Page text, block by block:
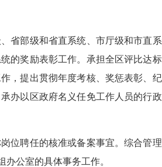
部级和省直系统、市厅级和市直
的奖励表彰工作。承担全区评比达
，提出贯彻年度考核、奖惩表彰、
办以区政府名义任免工作人员的行
聘任的核准或备案事宜。综合管理
办公室的具体事务工作。